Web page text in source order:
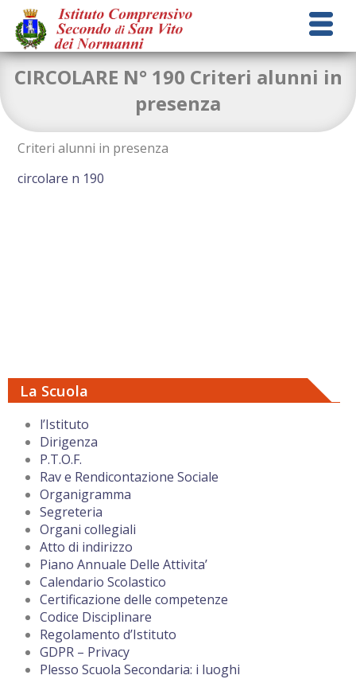
La Scuola
l’Istituto
Dirigenza
P.T.O.F.
Rav e Rendicontazione Sociale
Organigramma
Segreteria
Organi collegiali
Atto di indirizzo
Piano Annuale Delle Attivita’
Calendario Scolastico
Certificazione delle competenze
Codice Disciplinare
Regolamento d’Istituto
GDPR – Privacy
Plesso Scuola Secondaria: i luoghi
CIRCOLARE N° 190 Criteri alunni in
presenza
Criteri alunni in presenza
circolare n 190